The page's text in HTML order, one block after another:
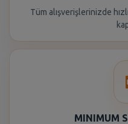
Tüm alışverişlerinizde
MINIMUM